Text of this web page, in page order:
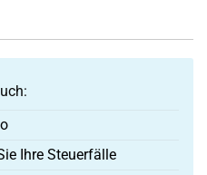
Ihre Steuerfälle